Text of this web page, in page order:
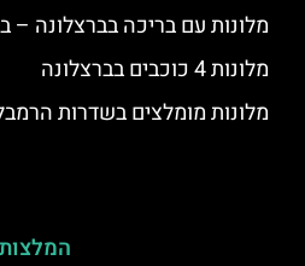
מלונות עם בריכה בברצלונה –
מלונות 4 כוכבים בברצלונה
מלונות מומלצים בשדרות
המלצות